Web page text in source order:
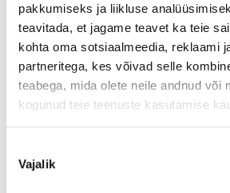
pakkumiseks ja liikluse
teavitada, et jagame teavet ka teie
kohta oma sotsiaalmeedia, reklaami
partneritega, kes võivad selle
teabega, mida olete neile andnud või
kogunud teie teenuste kasutamise
valik
Vajalik
Omavastutus auto kahjustuste,
korral.